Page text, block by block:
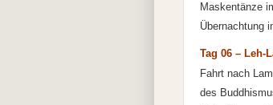
Maskentänze
Übernachtung
Tag 06 – Leh-
Fahrt nach
des